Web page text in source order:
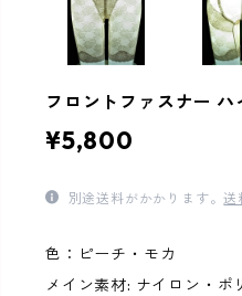
フロントファスナー
¥5,800
別途送料がかかります。送
色：ピーチ・モカ
メイン素材: ナイロン・ポ